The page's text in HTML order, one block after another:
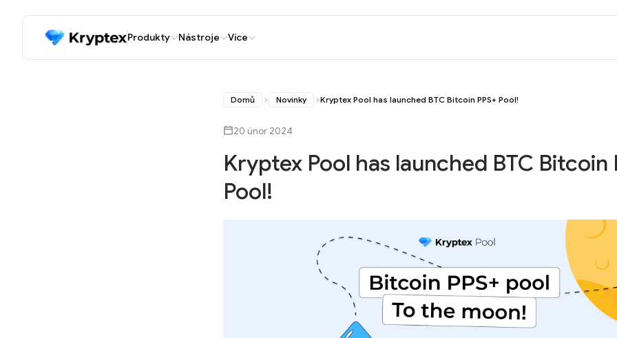
Produkty Nástroje Více
Domů Novinky Kryptex Pool has launched BTC Bitcoin PPS+ Pool!
20 únor 2024
Kryptex Pool has launched BTC Bitcoin
Pool!